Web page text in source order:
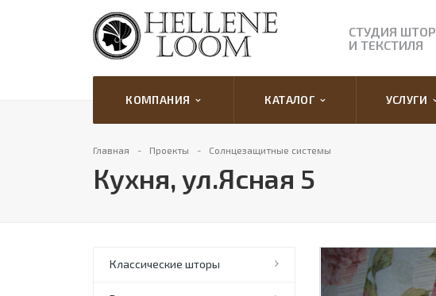
СТУДИЯ ШТОР
И ТЕКСТИЛЯ
КОМПАНИЯ КАТАЛОГ УСЛУГИ
Главная Проекты Солнцезащитные системы
Кухня, ул.Ясная 5
Классические шторы